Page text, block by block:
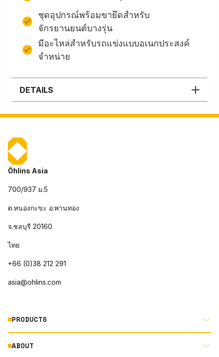
ชุดอุปกรณ์พร้อมขายึดสําหรับ
จักรยานยนต์บางรุ่น
มีอะไหล่สำหรับรถแข่งแบบอเนกประสงค์
จำหน่าย
DETAILS
Öhlins Asia
700/937 ม.5
ต.หนองกะขะ อ.พานทอง
จ.ชลบุรี 20160
ไทย
+66 (0)38 212 291
asia@ohlins.com
PRODUCTS
MOTORCYCLE
ABOUT